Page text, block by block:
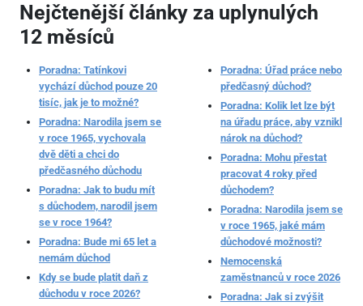
Nejčtenější články za uplynulých
12 měsíců
Poradna: Tatínkovi
vychází důchod pouze 20
tisíc, jak je to možné?
Poradna: Narodila jsem se
v roce 1965, vychovala
dvě děti a chci do
předčasného důchodu
Poradna: Jak to budu mít
s důchodem, narodil jsem
se v roce 1964?
Poradna: Bude mi 65 let a
nemám důchod
Kdy se bude platit daň z
důchodu v roce 2026?
Poradna: Úřad práce nebo
předčasný důchod?
Poradna: Kolik let lze být
na úřadu práce, aby vznikl
nárok na důchod?
Poradna: Mohu přestat
pracovat 4 roky před
důchodem?
Poradna: Narodila jsem se
v roce 1965, jaké mám
důchodové možnosti?
Nemocenská
zaměstnanců v roce 2026
Poradna: Jak si zvýšit